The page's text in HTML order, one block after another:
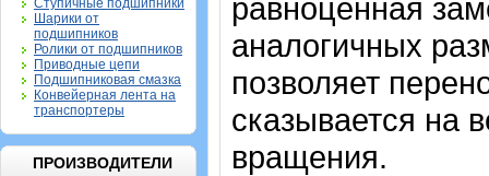
Ступичные подшипники
Шарики от
подшипников
Ролики от подшипников
Приводные цепи
Подшипниковая смазка
Конвейерная лента на
транспортеры
ПРОИЗВОДИТЕЛИ
равноценная
аналогичных
позволяет
сказывается на
вращения.